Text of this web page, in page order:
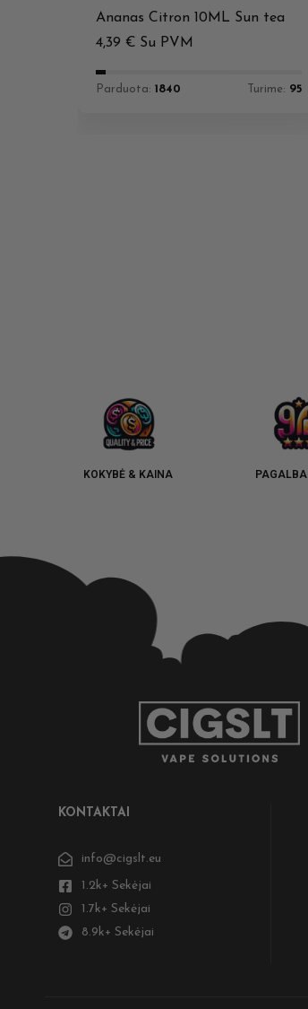
Ananas Citron 10ML Sun tea
4,39 € Su PVM
Parduota: 1840 Turime: 95
KOKYBĖ & KAINA PAGALBA
KONTAKTAI
info@cigslt.eu
1.2k+ Sekėjai
1.7k+ Sekėjai
8.9k+ Sekėjai